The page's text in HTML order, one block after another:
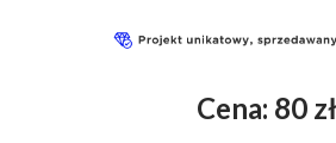
Cena: 80 zł